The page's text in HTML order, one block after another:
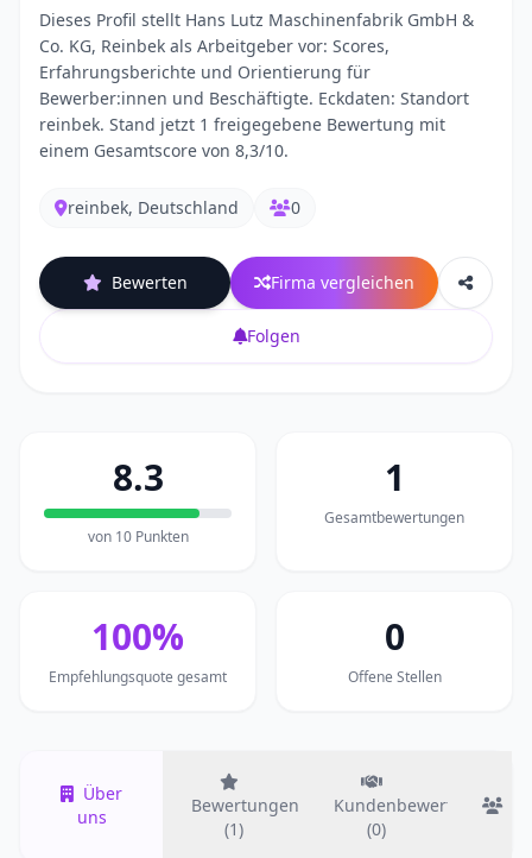
Dieses Profil stellt Hans Lutz Maschinenfabrik GmbH &
Co. KG, Reinbek als Arbeitgeber vor: Scores,
Erfahrungsberichte und Orientierung für
Bewerber:innen und Beschäftigte. Eckdaten: Standort
reinbek. Stand jetzt 1 freigegebene Bewertung mit
einem Gesamtscore von 8,3/10.
reinbek, Deutschland 0
Bewerten Firma vergleichen
Folgen
8.3
von 10 Punkten
1
Gesamtbewertungen
100%
Empfehlungsquote gesamt
0
Offene Stellen
Über
uns
Bewertungen
(1)
Kundenbewertungen
(0)